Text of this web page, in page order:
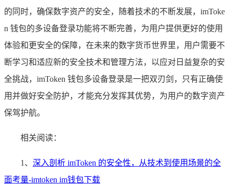
的同时，确保数字资产的安全，随着技术的不断发展，imToke
n 钱包的多设备登录功能将不断完善，为用户提供更好的使用
体验和更安全的保障，在未来的数字货币世界里，用户需要不
断学习和适应新的安全技术和管理方法，以应对日益复杂的安
全挑战，imToken 钱包多设备登录是一把双刃剑，只有正确使
用并做好安全防护，才能充分发挥其优势，为用户的数字资产
保驾护航。
相关阅读：
1、 深入剖析 imToken 的安全性，从技术到使用场景的全
面考量-imtoken im钱包下载